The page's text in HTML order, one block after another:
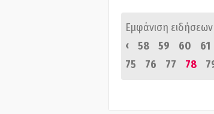
Εμφάνιση ειδήσεων
‹
58 59 60 61
75
76 77 78